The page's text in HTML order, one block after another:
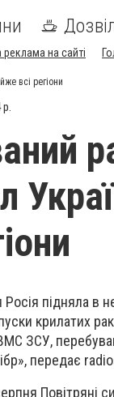
реклама на сайті
всі регіони
підняла в
крилатих
ЗСУ,
передає
Повітряні